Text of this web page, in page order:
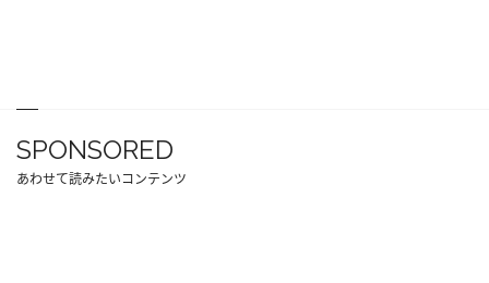
SPONSORED
あわせて読みたいコンテンツ